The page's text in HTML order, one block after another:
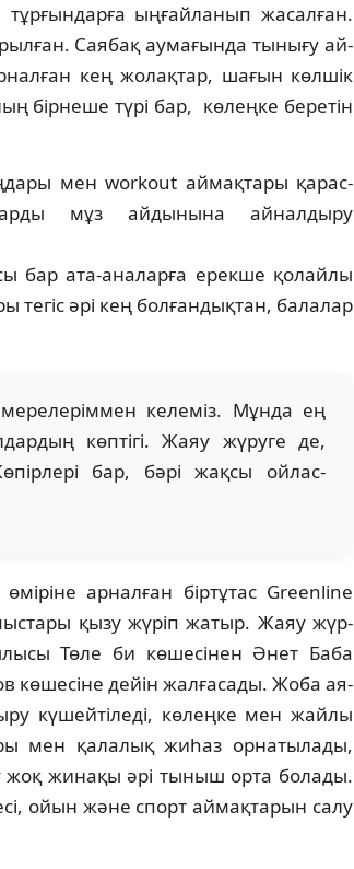
ыңғайланып жасалған.
Саябақ аумағында тынығу ай­
кең жолақтар, шағын көлшік
бірнеше түрі бар, көлеңке беретін
мен workout аймақтары қарас­
мұз айдынына айналдыру
бар ата-аналарға ерекше қолайлы
әрі кең болғандықтан, балалар
келеміз. Мұнда ең
көптігі. Жаяу жүруге де,
бар, бәрі жақсы ой­лас­
арналған біртұтас Greenline
қызу жүріп жатыр. Жаяу жүр­
Төле би көшесінен Әнет Баба
көшесіне дейін жалғасады. Жоба ая­
күшейтіледі, көлеңке мен жайлы
мен қалалық жиһаз орнатылады,
жоқ жинақы әрі тыныш орта болады.
ойын және спорт аймақтарын салу